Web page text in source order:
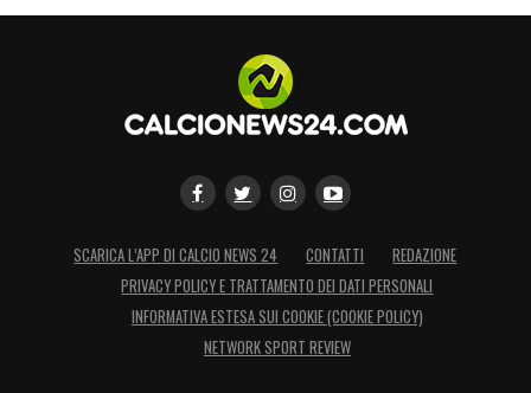
SCARICA L’APP DI CALCIO NEWS 24 CONTATTI
REDAZIONE
PRIVACY POLICY E TRATTAMENTO DEI DATI PERSONALI
INFORMATIVA ESTESA SUI COOKIE (COOKIE POLICY)
NETWORK SPORT REVIEW